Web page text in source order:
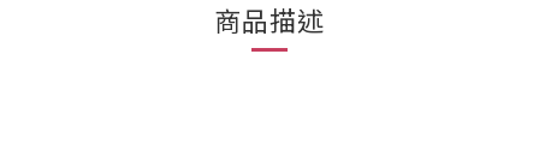
商品描述